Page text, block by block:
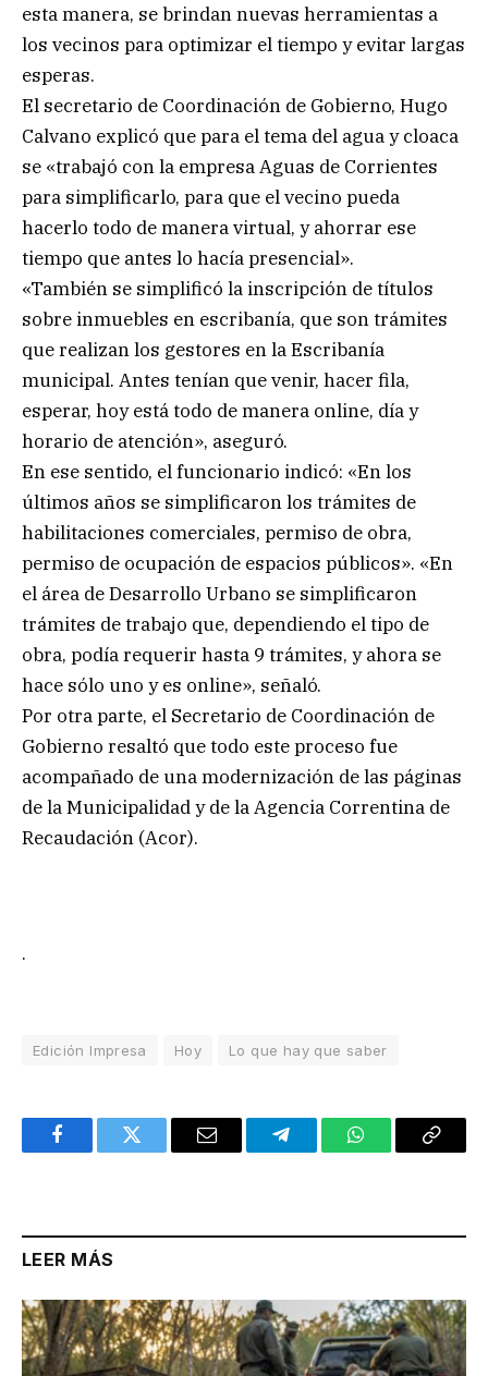
esta manera, se brindan nuevas herramientas a
los vecinos para optimizar el tiempo y evitar largas
esperas.
El secretario de Coordinación de Gobierno, Hugo
Calvano explicó que para el tema del agua y cloaca
se «trabajó con la empresa Aguas de Corrientes
para simplificarlo, para que el vecino pueda
hacerlo todo de manera virtual, y ahorrar ese
tiempo que antes lo hacía presencial».
«También se simplificó la inscripción de títulos
sobre inmuebles en escribanía, que son trámites
que realizan los gestores en la Escribanía
municipal. Antes tenían que venir, hacer fila,
esperar, hoy está todo de manera online, día y
horario de atención», aseguró.
En ese sentido, el funcionario indicó: «En los
últimos años se simplificaron los trámites de
habilitaciones comerciales, permiso de obra,
permiso de ocupación de espacios públicos». «En
el área de Desarrollo Urbano se simplificaron
trámites de trabajo que, dependiendo el tipo de
obra, podía requerir hasta 9 trámites, y ahora se
hace sólo uno y es online», señaló.
Por otra parte, el Secretario de Coordinación de
Gobierno resaltó que todo este proceso fue
acompañado de una modernización de las páginas
de la Municipalidad y de la Agencia Correntina de
Recaudación (Acor).
.
Edición Impresa Hoy Lo que hay que saber
FacebookTwitter Email TelegramWhatsAppCopy
LEER MÁS